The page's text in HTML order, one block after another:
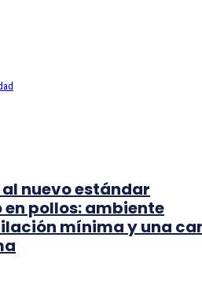
nuevo estándar
pollos: ambiente
mínima y una